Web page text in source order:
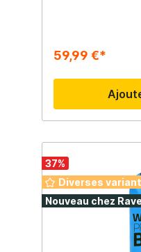
59,99 €*
37%
Diverses
Nouveau chez